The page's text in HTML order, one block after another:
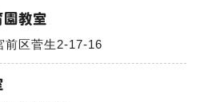
園教室
前区菅生2-17-16